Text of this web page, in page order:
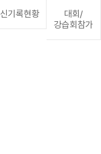
신기록현황
대회/
강습회참가